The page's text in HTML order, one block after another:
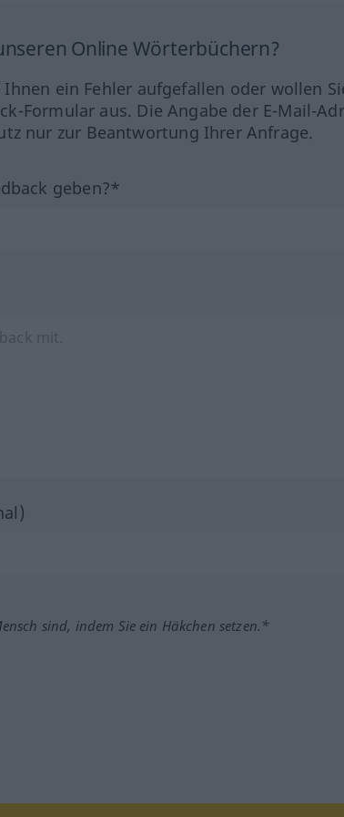
Online Wörterbüchern?
ein Fehler aufgefallen oder wollen
Formular aus. Die Angabe der E-Mail-
nur zur Beantwortung Ihrer Anfrage.
geben?*
sind, indem Sie ein Häkchen setzen.*